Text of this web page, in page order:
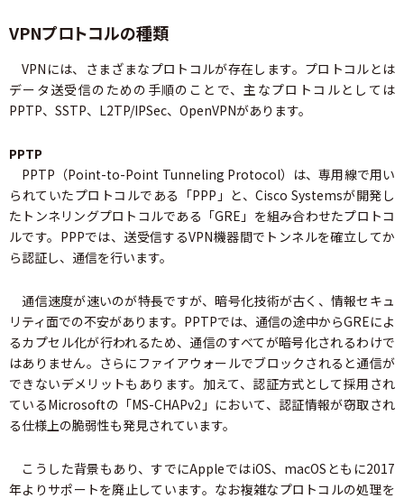
VPNプロトコルの種類
VPNには、さまざまなプロトコルが存在します。プロトコルとは
データ送受信のための手順のことで、主なプロトコルとしては
PPTP、SSTP、L2TP/IPSec、OpenVPNがあります。
PPTP
PPTP（Point-to-Point Tunneling Protocol）は、専用線で用い
られていたプロトコルである「PPP」と、Cisco Systemsが開発し
たトンネリングプロトコルである「GRE」を組み合わせたプロトコ
ルです。PPPでは、送受信するVPN機器間でトンネルを確立してか
ら認証し、通信を行います。
通信速度が速いのが特長ですが、暗号化技術が古く、情報セキュ
リティ面での不安があります。PPTPでは、通信の途中からGREによ
るカプセル化が行われるため、通信のすべてが暗号化されるわけで
はありません。さらにファイアウォールでブロックされると通信が
できないデメリットもあります。加えて、認証方式として採用され
ているMicrosoftの「MS-CHAPv2」において、認証情報が窃取され
る仕様上の脆弱性も発見されています。
こうした背景もあり、すでにAppleではiOS、macOSともに2017
年よりサポートを廃止しています。なお複雑なプロトコルの処理を